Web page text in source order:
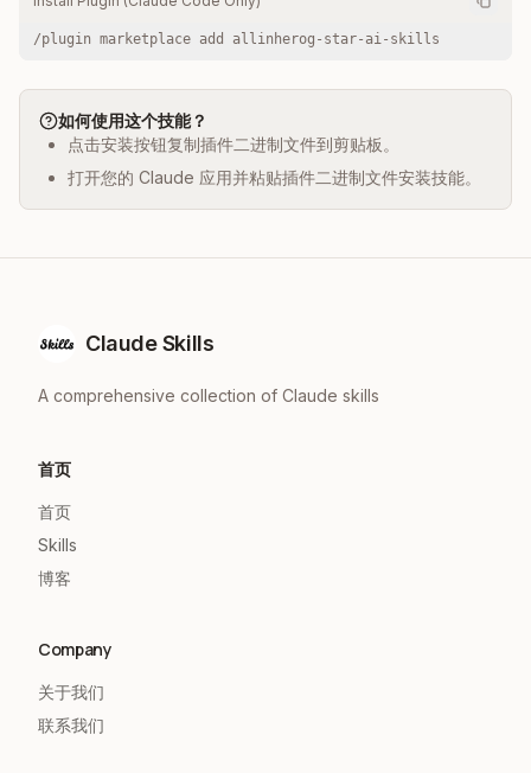
/plugin marketplace add allinherog-star-ai-skills
如何使用这个技能？
点击安装按钮复制插件二进制文件到剪贴板。
打开您的 Claude 应用并粘贴插件二进制文件安装技能。
Claude Skills
A comprehensive collection of Claude skills
首页
首页
Skills
博客
Company
关于我们
联系我们